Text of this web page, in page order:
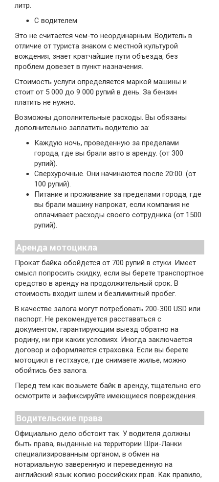
литр.
С водителем
Это не считается чем-то неординарным. Водитель в
отличие от туриста знаком с местной культурой
вождения, знает кратчайшие пути объезда, без
проблем довезет в пункт назначения.
Стоимость услуги определяется маркой машины и
стоит от 5 000 до 9 000 рупий в день. За бензин
платить не нужно.
Возможны дополнительные расходы. Вы обязаны
дополнительно заплатить водителю за:
Каждую ночь, проведенную за пределами
города, где вы брали авто в аренду. (от 300
рупий).
Сверхурочные. Они начинаются после 20:00. (от
100 рупий).
Питание и проживание за пределами города, где
вы брали машину напрокат, если компания не
оплачивает расходы своего сотрудника (от 1500
рупий).
Аренда мотоцикла
Прокат байка обойдется от 700 рупий в стуки. Имеет
смысл попросить скидку, если вы берете транспортное
средство в аренду на продолжительный срок. В
стоимость входит шлем и безлимитный пробег.
В качестве залога могут потребовать 200-300 USD или
паспорт. Не рекомендуется расставаться с
документом, гарантирующим выезд обратно на
родину, ни при каких условиях. Иногда заключается
договор и оформляется страховка. Если вы берете
мотоцикл в гестхаусе, где снимаете жилье, можно
обойтись без залога.
Перед тем как возьмете байк в аренду, тщательно его
осмотрите и зафиксируйте имеющиеся повреждения.
Водительские права
Официально дело обстоит так. У водителя должны
быть права, выданные на территории Шри-Ланки
специализированным органом, в обмен на
нотариальную заверенную и переведенную на
английский язык копию российских прав. Как правило,